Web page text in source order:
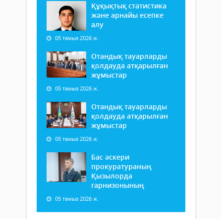
Құқықтық статистика
және арнайы есепке
алу
05 тамыз 2026 ж.
Отандық тауарларды
қолдауда атқарылған
жұмыстар
05 тамыз 2026 ж.
Отандық тауарларды
қолдауда атқарылған
жұмыстар
05 тамыз 2026 ж.
Бас әскери
прокуратураның
Қызылорда
гарнизонының
05 тамыз 2026 ж.